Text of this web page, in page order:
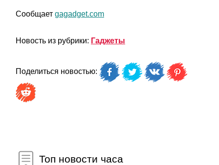
Сообщает gagadget.com
Новость из рубрики: Гаджеты
Поделиться новостью:
Топ новости часа